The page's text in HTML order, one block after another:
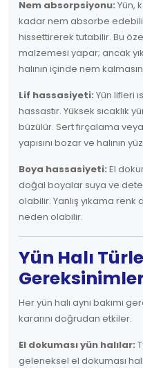
Nem absorpsiyonu: Yün,
kadar nem absorbe
hissettirerek tutabilir. Bu
malzemesi yapar; ancak
halının içinde nem
Lif hassasiyeti: Yün lifleri
hassastır. Yüksek sıcaklık
büzülür. Sert fırçalama
yapısını bozar ve halının
Boya hassasiyeti: El
doğal boyalar suya ve
olabilir. Yanlış yıkama
neden olabilir.
Yün Halı
Her yün halı aynı bakımı
kararını doğrudan etkiler.
El dokuması yün halılar:
geleneksel el dokuması